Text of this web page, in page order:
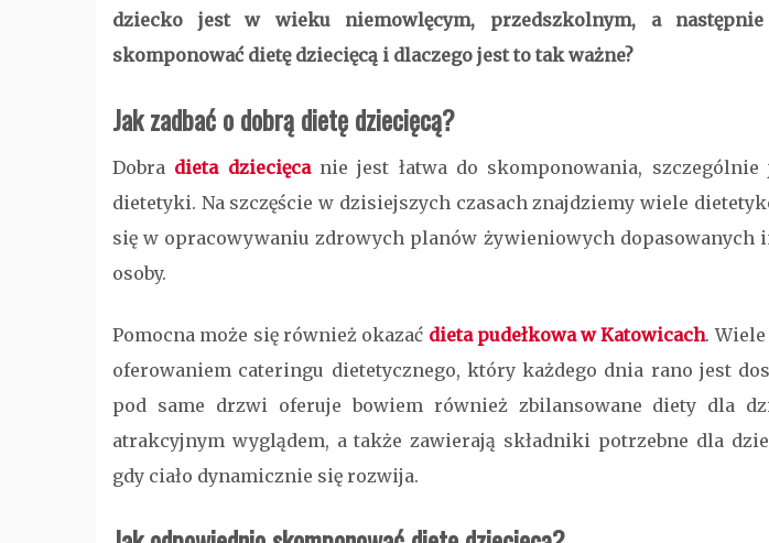
dziecko jest w wieku niemowlęcym, przedszkolnym, a
skomponować dietę dziecięcą i dlaczego jest to tak ważne?
Jak zadbać o dobrą dietę dziecięcą?
Dobra dieta dziecięcanie jest łatwa do skomponowania, szczególnie
dietetyki. Na szczęście w dzisiejszych czasach znajdziemy wiele
się w opracowywaniu zdrowych planów żywieniowych dopasowanych
osoby.
Pomocna może się również okazać dieta pudełkowa w Katowicach.
oferowaniem cateringu dietetycznego, który każdego dnia rano jest
pod same drzwi oferuje bowiem również zbilansowane diety dla
atrakcyjnym wyglądem, a także zawierają składniki potrzebne dla
gdy ciało dynamicznie się rozwija.